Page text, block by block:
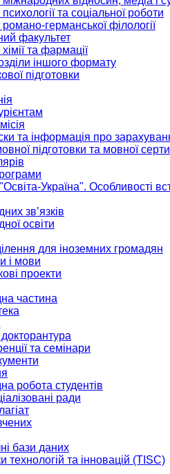
та соціальної роботи
романо-германської філології
факультет
та фармації
іншого формату
підготовки
та інформація про
підготовки та мовної
Україна". Особливості
зв’язків
освіти
для іноземних громадян
і мови
проекти
частина
та семінари
робота студентів
ради
бази даних
технологій та інновацій (TISC)